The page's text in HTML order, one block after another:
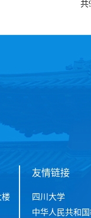
共
楼
友情链接
四川大学
中华人民共和